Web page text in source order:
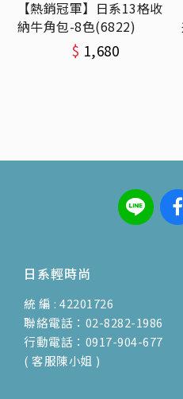
【熱銷冠軍】日系13格收
納牛角包-8色(6822)
$ 1,680
日系輕時尚
統 編 : 42201726
聯絡電話：02-8282-1986
行動電話：0917-904-677
( 客服陳小姐 )